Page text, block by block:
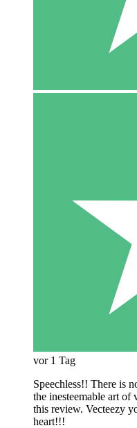
vor 1 Tag
Speechless!! There is
the inesteemable art of
this review. Vecteezy
heart!!!